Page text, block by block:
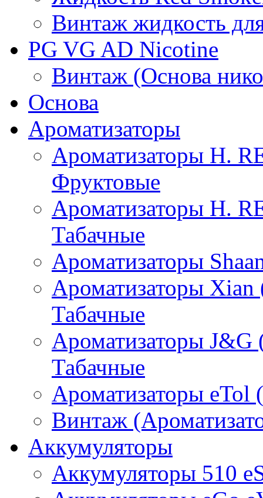
Винтаж жидкость
PG VG AD Nicotine
Винтаж (Основа
Основа
Ароматизаторы
Ароматизаторы H.
Фруктовые
Ароматизаторы H.
Табачные
Ароматизаторы
Ароматизаторы
Табачные
Ароматизаторы
Табачные
Ароматизаторы eTol
Винтаж
Аккумуляторы
Аккумуляторы 510